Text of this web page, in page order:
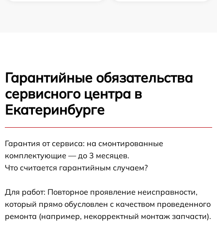
Гарантийные обязательства
сервисного центра в
Екатеринбурге
Гарантия от сервиса: на смонтированные
комплектующие — до 3 месяцев.
Что считается гарантийным случаем?
Для работ: Повторное проявление неисправности,
который прямо обусловлен с качеством проведенного
ремонта (например, некорректный монтаж запчасти).